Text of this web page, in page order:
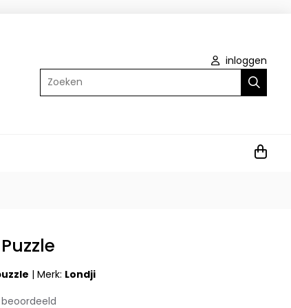
inloggen
Zoeken
|Merk: Londji